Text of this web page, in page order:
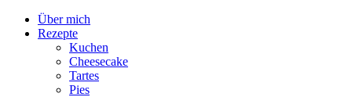
Über mich
Rezepte
Kuchen
Cheesecake
Tartes
Pies